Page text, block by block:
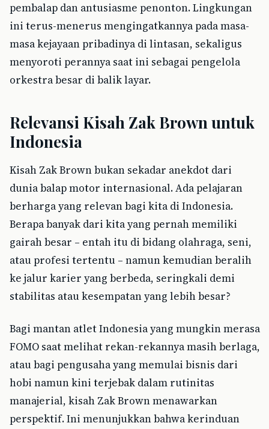
pembalap dan antusiasme penonton. Lingkungan
ini terus-menerus mengingatkannya pada masa-
masa kejayaan pribadinya di lintasan, sekaligus
menyoroti perannya saat ini sebagai pengelola
orkestra besar di balik layar.
Relevansi Kisah Zak Brown untuk
Indonesia
Kisah Zak Brown bukan sekadar anekdot dari
dunia balap motor internasional. Ada pelajaran
berharga yang relevan bagi kita di Indonesia.
Berapa banyak dari kita yang pernah memiliki
gairah besar – entah itu di bidang olahraga, seni,
atau profesi tertentu – namun kemudian beralih
ke jalur karier yang berbeda, seringkali demi
stabilitas atau kesempatan yang lebih besar?
Bagi mantan atlet Indonesia yang mungkin merasa
FOMO saat melihat rekan-rekannya masih berlaga,
atau bagi pengusaha yang memulai bisnis dari
hobi namun kini terjebak dalam rutinitas
manajerial, kisah Zak Brown menawarkan
perspektif. Ini menunjukkan bahwa kerinduan